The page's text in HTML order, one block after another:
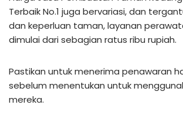
Terbaik No.1 juga bervariasi, dan
dan keperluan taman, layanan
dimulai dari sebagian ratus ribu rupiah.
Pastikan untuk menerima penawaran
sebelum menentukan untuk
mereka.